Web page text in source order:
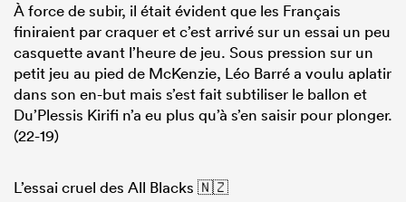
À force de subir, il était évident que les Français
finiraient par craquer et c’est arrivé sur un essai un peu
casquette avant l’heure de jeu. Sous pression sur un
petit jeu au pied de McKenzie, Léo Barré a voulu aplatir
dans son en-but mais s’est fait subtiliser le ballon et
Du’Plessis Kirifi n’a eu plus qu’à s’en saisir pour plonger.
(22-19)
L’essai cruel des All Blacks 🇳🇿